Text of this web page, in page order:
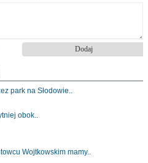
park na Słodowie..
obok..
Wojtkowskim mamy..